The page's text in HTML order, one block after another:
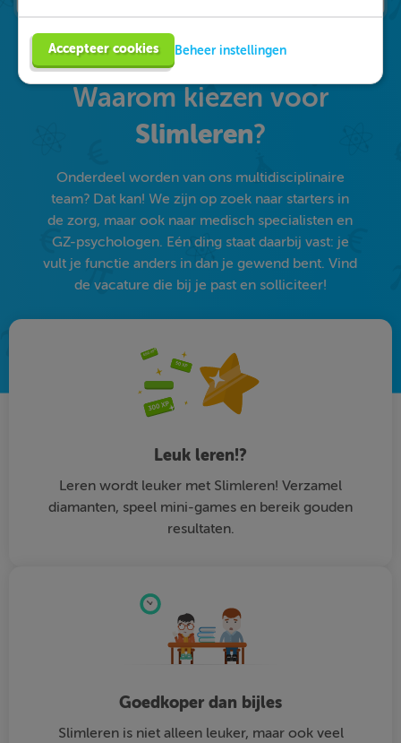
Waarom kiezen voor
Slimleren?
Onderdeel worden van ons multidisciplinaire
team? Dat kan! We zijn op zoek naar starters in
de zorg, maar ook naar medisch specialisten en
GZ-psychologen. Eén ding staat daarbij vast: je
vult je functie anders in dan je gewend bent. Vind
de vacature die bij je past en solliciteer!
Leuk leren!?
Leren wordt leuker met Slimleren! Verzamel
diamanten, speel mini-games en bereik gouden
resultaten.
Goedkoper dan bijles
Slimleren is niet alleen leuker, maar ook veel
Accepteer cookies Beheer instellingen